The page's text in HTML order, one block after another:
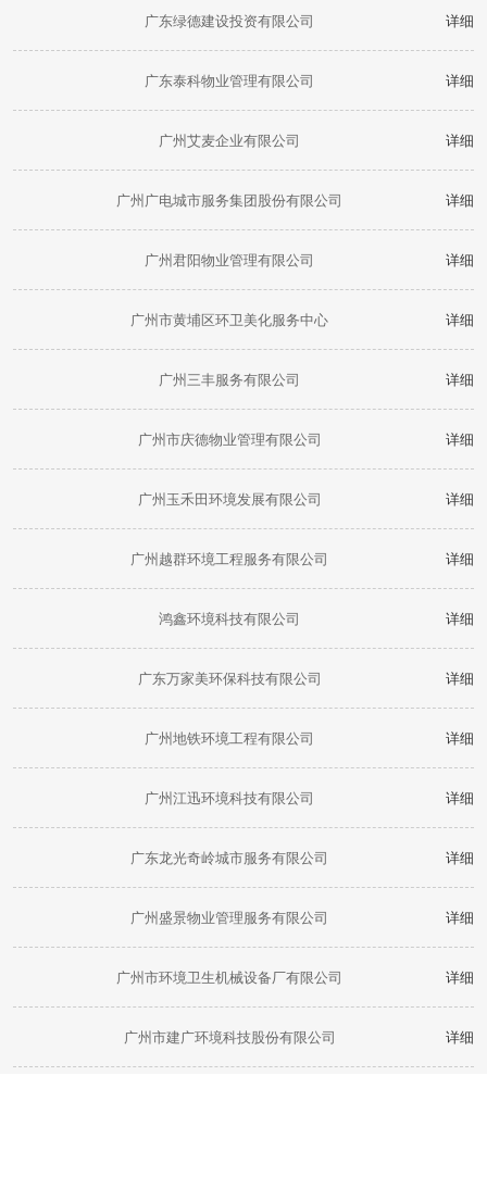
广东绿德建设投资有限公司 详细
广东泰科物业管理有限公司 详细
广州艾麦企业有限公司 详细
广州广电城市服务集团股份有限公司 详细
广州君阳物业管理有限公司 详细
广州市黄埔区环卫美化服务中心 详细
广州三丰服务有限公司 详细
广州市庆德物业管理有限公司 详细
广州玉禾田环境发展有限公司 详细
广州越群环境工程服务有限公司 详细
鸿鑫环境科技有限公司 详细
广东万家美环保科技有限公司 详细
广州地铁环境工程有限公司 详细
广州江迅环境科技有限公司 详细
广东龙光奇岭城市服务有限公司 详细
广州盛景物业管理服务有限公司 详细
广州市环境卫生机械设备厂有限公司 详细
广州市建广环境科技股份有限公司 详细